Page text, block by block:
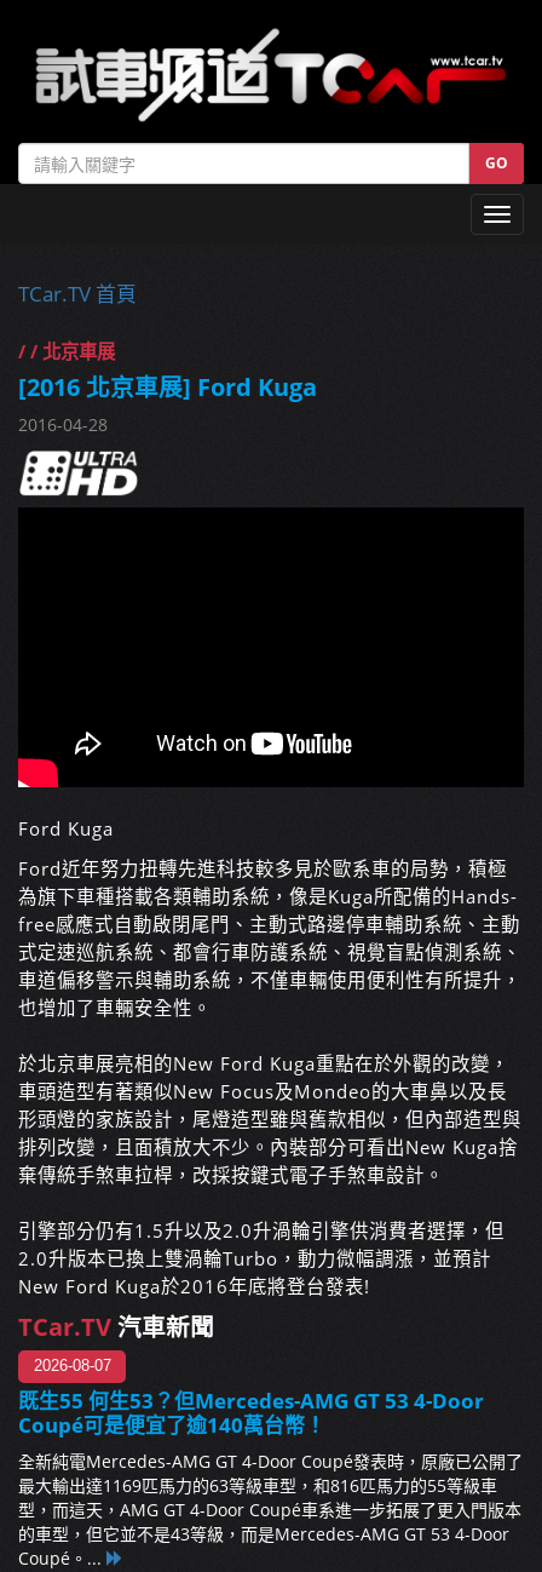
GO
TCar.TV 首頁
/ / 北京車展
[2016 北京車展] Ford Kuga
2016-04-28
Ford Kuga
Ford近年努力扭轉先進科技較多見於歐系車的局勢，積極
為旗下車種搭載各類輔助系統，像是Kuga所配備的Hands-
free感應式自動啟閉尾門、主動式路邊停車輔助系統、主動
式定速巡航系統、都會行車防護系統、視覺盲點偵測系統、
車道偏移警示與輔助系統，不僅車輛使用便利性有所提升，
也增加了車輛安全性。
於北京車展亮相的New Ford Kuga重點在於外觀的改變，
車頭造型有著類似New Focus及Mondeo的大車鼻以及長
形頭燈的家族設計，尾燈造型雖與舊款相似，但內部造型與
排列改變，且面積放大不少。內裝部分可看出New Kuga捨
棄傳統手煞車拉桿，改採按鍵式電子手煞車設計 。
引擎部分仍有1.5升以及2.0升渦輪引擎供消費者選擇 ，但
2.0升版本已換上雙渦輪Turbo，動力微幅調漲 ，並預計
New Ford Kuga於2016年底將登台發表!
TCar.TV汽車新聞
2026-08-07
既生55 何生53？但Mercedes-AMG GT 53 4-Door
Coupé可是便宜了逾140萬台幣！
全新純電Mercedes-AMG GT 4-Door Coupé發表時，原廠已公開了
最大輸出達1169匹馬力的63等級車型，和816匹馬力的55等級車
型，而這天，AMG GT 4-Door Coupé車系進一步拓展了更入門版本
的車型，但它並不是43等級，而是Mercedes-AMG GT 53 4-Door
Coupé。...